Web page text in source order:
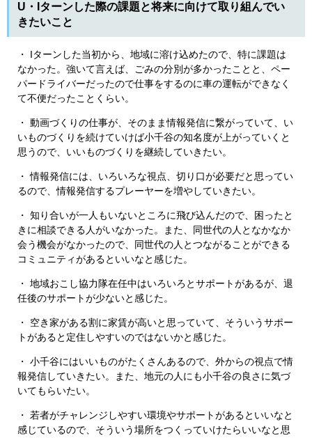
U・Iターンした際の課題と将来に向けて取り組んでい
きたいこと
・ Iターンした当初から、地域に溶け込めたので、特に課題は
なかった。強いて言えば、ごみの分別が多かったことと、ペー
パードライバーだったので仕事をするのに車の運転ができなく
て不便だったことくらい。
・ 動画づくりの仕事が、そのまま情報発信に繋がっていて、い
いものづくりを続けていけば小千谷の知名度が上がっていくと
思うので、いいものづくりを継続していきたい。
・ 情報発信には、いろいろな視点、切り口が必要だと思ってい
るので、情報発信するプレーヤーを増やしていきたい。
・ 知り合いが一人もいないところに飛び込んだので、困ったと
きに相談できる人がいなかった。また、同世代の人となかなか
会う機会がなかったので、同世代の人とつながることができる
コミュニティがあるといいなと感じた。
・ 地域おこし協力隊在任中はいろいろとサポートがあるが、退
任後のサポートが少ないと感じた。
・ 空き家がある割に家賃が高いと思っていて、そういうサポー
トがあると定住しやすいのではないかと感じた。
・ 小千谷にはいいものがたくさんあるので、外からの視点で情
報発信していきたい。また、地元の人にも小千谷の良さに気づ
いてもらいたい。
・ 若者がチャレンジしやすい環境やサポートがあるといいなと
感じているので、そういう場所をつくっていけたらいいなと思